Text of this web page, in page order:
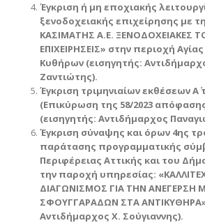
Έγκριση ή μη εποχιακής
ξενοδοχειακής επιχείρησης με
ΚΑΣΙΜΑΤΗΣ Α.Ε. ΞΕΝΟΔΟΧΕΙΑΚΕΣ
ΕΠΙΧΕΙΡΗΣΕΙΣ» στην περιοχή
Κυθήρων (εισηγητής:
Ζαντιώτης).
Έγκριση τριμηνιαίων εκθέσεων Α΄
(Επικύρωση της 58/2023
(εισηγητής: Αντιδήμαρχος
Έγκριση σύναψης και όρων 4ης
παράτασης προγραμματικής
Περιφέρειας Αττικής και του
την παροχή υπηρεσίας:
ΔΙΑΓΩΝΙΣΜΟΣ ΓΙΑ ΤΗΝ ΑΝΕΓΕΡΣΗ
ΣΦΟΥΓΓΑΡΑΔΩΝ ΣΤΑ
Αντιδήμαρχος Χ. Σούγιαννης).